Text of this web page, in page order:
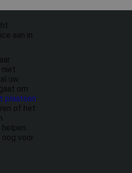
aan in
niet
uw
om
plaatsen
of het
voor